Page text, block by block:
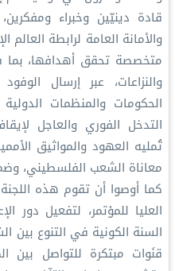
قادة دينيّين وخبراء
والأمانة العامة لرابطة
متخصصة تحقق أهدافها،
والنزاعات، عبر إرسال
الحكومات والمنظمات
التدخل الفوري والعاجل
تُمليه العهود والمواثيق
معاناة الشعب الفلسطيني،
كما أوصوا أن تقوم هذه
العليا للمؤتمر، لتفعيل دور
السنة الكونية في التنوع بين
قنَوات مبتكرة للتواصل بين